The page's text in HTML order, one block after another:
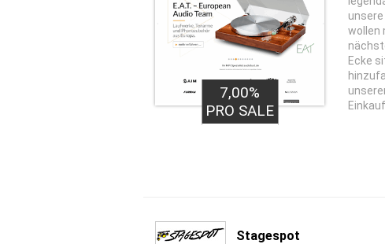
7,00%
PRO SALE
wollen
Ecke
Einkauf.
Stagespot